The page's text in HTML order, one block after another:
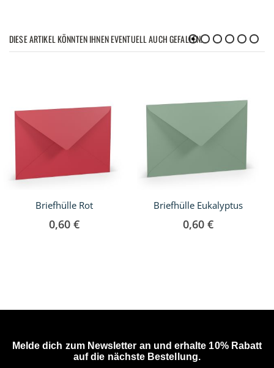
DIESE ARTIKEL KÖNNTEN IHNEN EVENTUELL AUCH GEFALLEN!
Briefhülle Rot
0,60 €
Briefhülle Eukalyptus
0,60 €
Melde dich zum Newsletter an und erhalte 10% Rabatt
auf die nächste Bestellung.